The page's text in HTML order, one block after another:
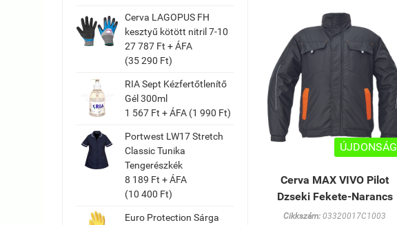
Cerva LAGOPUS FH
kesztyű kötött nitril 7-10
27 787 Ft + ÁFA
(35 290 Ft)
RIA Sept Kézfertőtlenítő
Gél 300ml
1 567 Ft + ÁFA (1 990 Ft)
Portwest LW17 Stretch
Classic Tunika
Tengerészkék
8 189 Ft + ÁFA
(10 400 Ft)
Euro Protection Sárga
ÚJDONSÁG
Cerva MAX VIVO Pilot
Dzseki Fekete-Narancs
Cikkszám: 03320017C1003